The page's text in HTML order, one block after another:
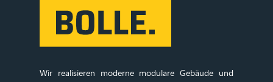
Wir realisieren moderne modulare Gebäude und